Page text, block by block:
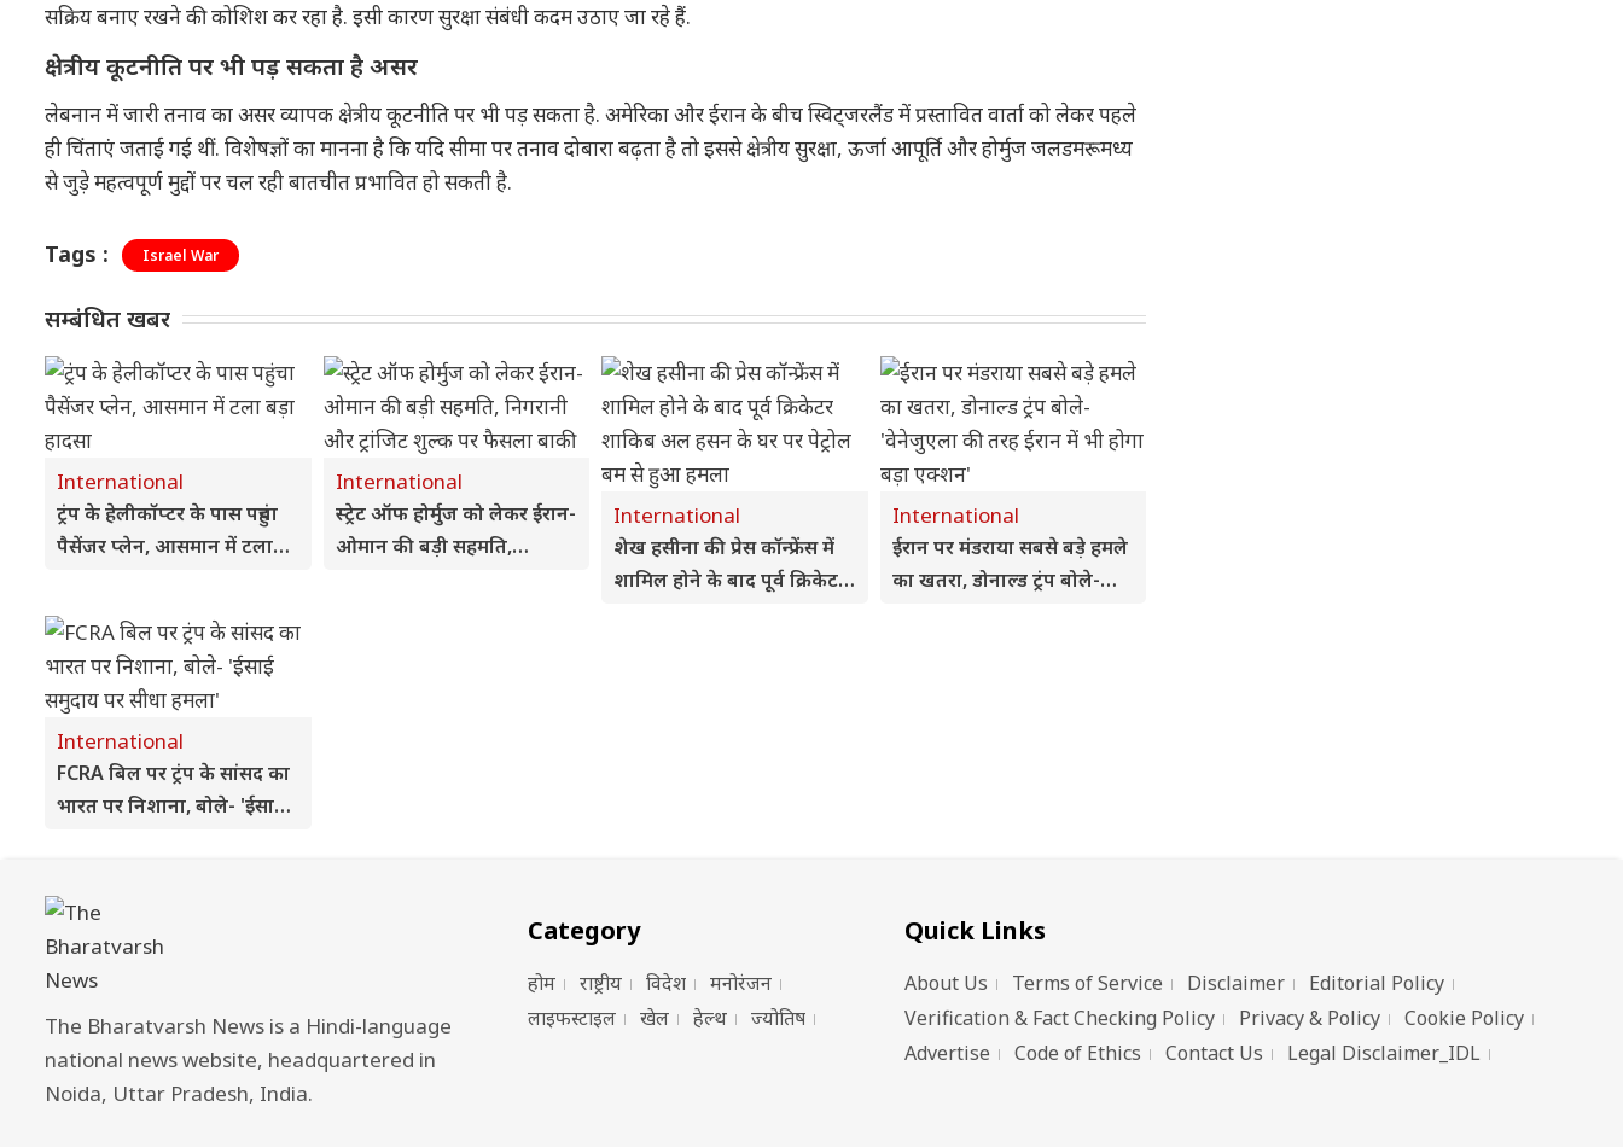
सक्रिय बनाए रखने की कोशिश कर रहा है. इसी कारण सुरक्षा संबंधी कदम उठाए जा रहे हैं.
क्षेत्रीय कूटनीति पर भी पड़ सकता है असर
लेबनान में जारी तनाव का असर व्यापक क्षेत्रीय कूटनीति पर भी पड़ सकता है. अमेरिका और ईरान के बीच स्विट्जरलैंड में प्रस्तावित वार्ता को लेकर पहले
ही चिंताएं जताई गई थीं. विशेषज्ञों का मानना है कि यदि सीमा पर तनाव दोबारा बढ़ता है तो इससे क्षेत्रीय सुरक्षा, ऊर्जा आपूर्ति और होर्मुज जलडमरूमध्य
से जुड़े महत्वपूर्ण मुद्दों पर चल रही बातचीत प्रभावित हो सकती है.
Tags : Israel War
सम्बंधित खबर
International
ट्रंप के हेलीकॉप्टर के पास पहुंचा
पैसेंजर प्लेन, आसमान में टला
International
स्ट्रेट ऑफ होर्मुज को लेकर ईरान-
ओमान की बड़ी सहमति,
International
शेख हसीना की प्रेस कॉन्फ्रेंस में
शामिल होने के बाद पूर्व क्रिकेटर
International
ईरान पर मंडराया सबसे बड़े हमले
का खतरा, डोनाल्ड ट्रंप बोले-
International
FCRA बिल पर ट्रंप के सांसद का
भारत पर निशाना, बोले- 'ईसाई
The Bharatvarsh News is a Hindi-language
national news website, headquartered in
Noida, Uttar Pradesh, India.
Category
होम राष्ट्रीय विदेश
मनोरंजन
लाइफस्टाइल
खेल हेल्थ ज्योतिष
Quick Links
About Us Terms of Service Disclaimer
Editorial Policy
Verification & Fact Checking Policy
Privacy & Policy
Cookie Policy
Advertise
Code of Ethics Contact Us Legal Disclaimer_IDL